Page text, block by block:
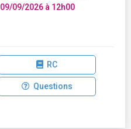
09/09/2026 à 12h00
RC
Questions